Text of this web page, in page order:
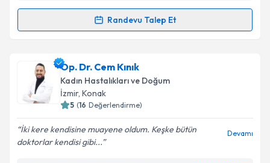
kapsamda işlenmesini kabul ediyorum.
Randevu Talep Et
Randevu Takvimi Talebi
Op. Dr. Sümeyra Tatariçin randevu takvimi talebi
oluşturun. Size bu uzmandan randevu almanız için bir
takvim hazırlandığında e-posta ile bilgilendireceğiz.
Op. Dr. Cem Kınık
Kadın Hastalıkları ve Doğum
İzmir, Konak
5 (16 Değerlendirme)
İki kere kendisine muayene oldum. Keşke bütün
doktorlar kendisi gibi...
Devamı